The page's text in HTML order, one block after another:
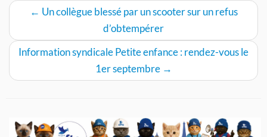
← Un collègue blessé par un scooter sur un refus
d’obtempérer
Information syndicale Petite enfance : rendez-vous le
1er septembre →